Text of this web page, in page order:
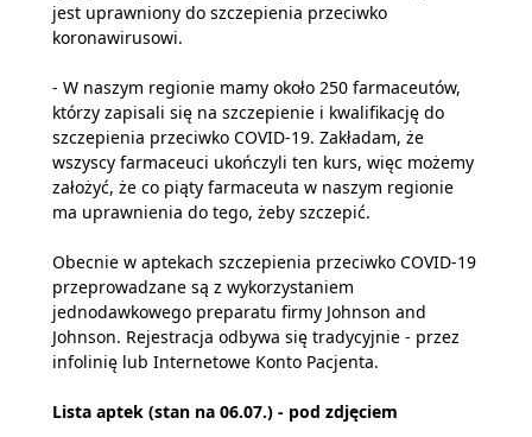
jest uprawniony do szczepienia przeciwko
koronawirusowi.
- W naszym regionie mamy około 250 farmaceutów,
którzy zapisali się na szczepienie i kwalifikację do
szczepienia przeciwko COVID-19. Zakładam, że
wszyscy farmaceuci ukończyli ten kurs, więc możemy
założyć, że co piąty farmaceuta w naszym regionie
ma uprawnienia do tego, żeby szczepić.
Obecnie w aptekach szczepienia przeciwko COVID-19
przeprowadzane są z wykorzystaniem
jednodawkowego preparatu firmy Johnson and
Johnson. Rejestracja odbywa się tradycyjnie - przez
infolinię lub Internetowe Konto Pacjenta.
Lista aptek (stan na 06.07.) - pod zdjęciem